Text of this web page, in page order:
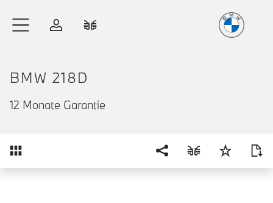
Anmelden
BMW 218D
12 Monate Garantie